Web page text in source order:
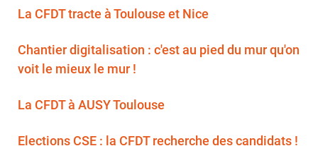
La CFDT tracte à Toulouse et Nice
Chantier digitalisation : c'est au pied du mur qu'on
voit le mieux le mur !
La CFDT à AUSY Toulouse
Elections CSE : la CFDT recherche des candidats !